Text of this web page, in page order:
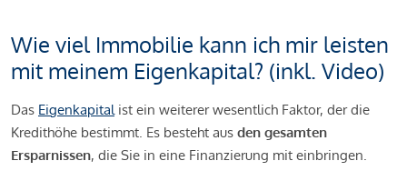
Wie viel Immobilie kann ich mir leisten
mit meinem Eigenkapital? (inkl. Video)
Das Eigenkapitalist ein weiterer wesentlich Faktor, der die
Kredithöhe bestimmt. Es besteht aus den gesamten
Ersparnissen, die Sie in eine Finanzierung mit einbringen.